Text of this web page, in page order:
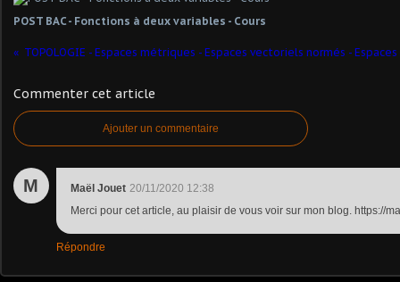
POST BAC - Fonctions à deux variables - Cours
TOPOLOGIE - Espaces métriques - Espaces vectoriels normés -
Commenter cet article
Ajouter un commentaire
M Maël Jouet 20/11/2020 12:38
Merci pour cet article, au plaisir de vous voir sur mon blog. https://
Répondre